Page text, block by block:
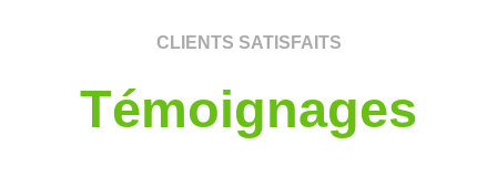
CLIENTS SATISFAITS
Témoignages